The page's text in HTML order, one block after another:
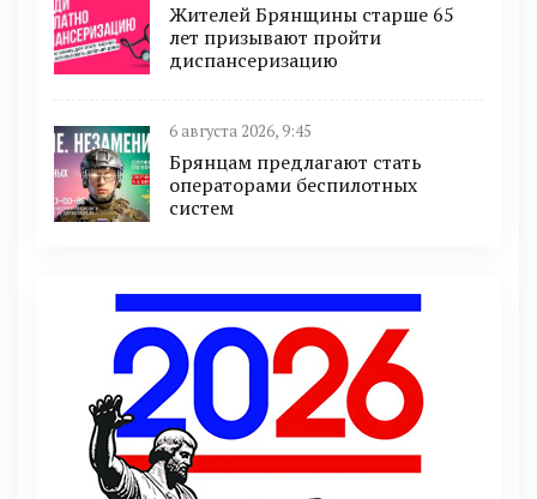
Жителей Брянщины старше 65
лет призывают пройти
диспансеризацию
6 августа 2026, 9:45
Брянцам предлагают cтать
оперaтoрами бeспилотных
систeм